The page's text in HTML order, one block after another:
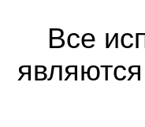
Все